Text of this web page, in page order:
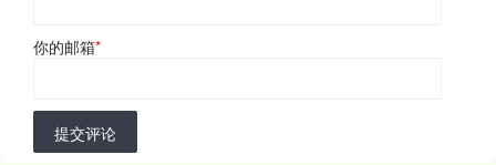
你的邮箱*
提交评论